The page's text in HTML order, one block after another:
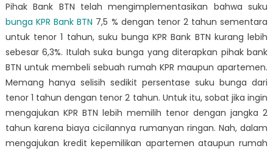
Pihak Bank BTN telah mengimplementasikan bahwa suku
bunga KPR Bank BTN 7,5 % dengan tenor 2 tahun sementara
untuk tenor 1 tahun, suku bunga KPR Bank BTN kurang lebih
sebesar 6,3%. Itulah suka bunga yang diterapkan pihak bank
BTN untuk membeli sebuah rumah KPR maupun apartemen.
Memang hanya selisih sedikit persentase suku bunga dari
tenor 1 tahun dengan tenor 2 tahun. Untuk itu, sobat jika ingin
mengajukan KPR BTN lebih memilih tenor dengan jangka 2
tahun karena biaya cicilannya rumanyan ringan. Nah, dalam
mengajukan kredit kepemilikan apartemen ataupun rumah